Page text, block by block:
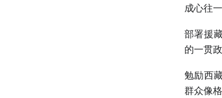
成心往
部署援
的一贯
勉励西
群众像